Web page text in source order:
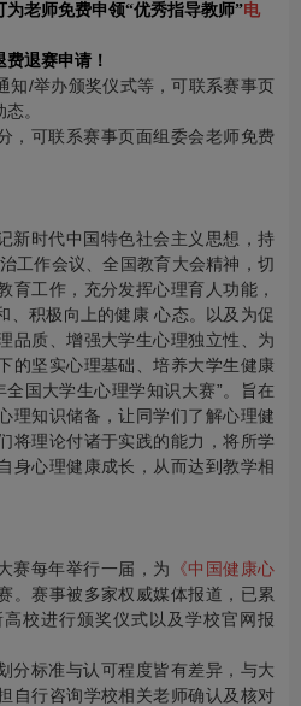
为老师免费申领“优秀指导教师”电
退赛申请！
知/举办颁奖仪式等，可联系赛事页
。
，可联系赛事页面组委会老师免费
新时代中国特色社会主义思想，持
工作会议、全国教育大会精神，切
育工作，充分发挥心理育人功能，
、积极向上的健康 心态。以及为促
品质、增强大学生心理独立性、为
的坚实心理基础、培养大学生健康
国大学生心理学知识大赛”。旨在
理知识储备，让同学们了解心理健
将理论付诸于实践的能力，将所学
身心理健康成长，从而达到教学相
赛每年举行一届，为
《中国健康心
。赛事被多家权威媒体报道，已累
校进行颁奖仪式以及学校官网报
分标准与认可程度皆有差异，与大
自行咨询学校相关老师确认及核对